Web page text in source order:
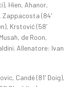
Hien, Ahanor,
Zappacosta (84'
Krstović (58'
de Roon,
Allenatore: Ivan
Candé (81' Doig),